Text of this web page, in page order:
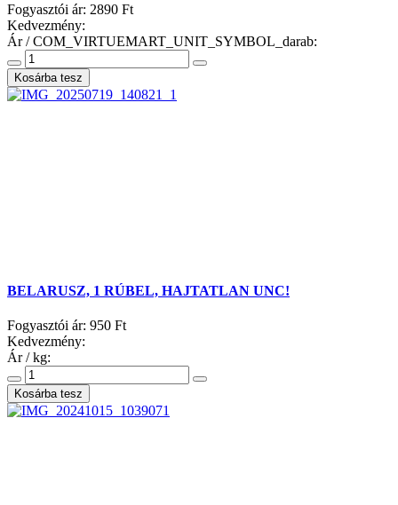
Fogyasztói ár: 2890 Ft
Kedvezmény:
Ár / COM_VIRTUEMART_UNIT_SYMBOL_darab:
BELARUSZ, 1 RÚBEL, HAJTATLAN UNC!
Fogyasztói ár: 950 Ft
Kedvezmény:
Ár / kg: